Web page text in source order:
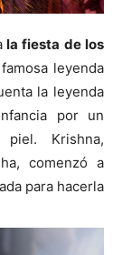
la fiesta de los
leyenda
la leyenda
por un
Krishna,
comenzó a
para hacerla